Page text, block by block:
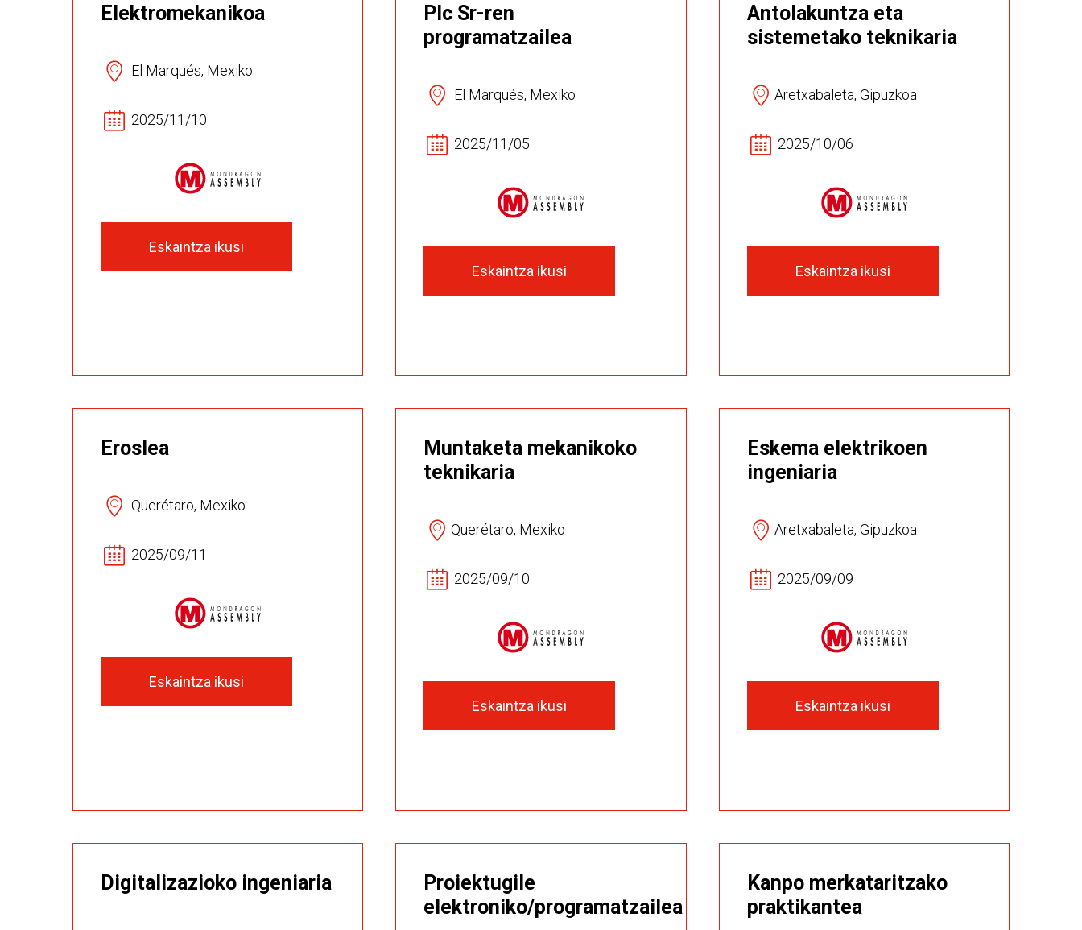
Elektromekanikoa
El Marqués, Mexiko
2025/11/10
Eskaintza ikusi
Plc Sr-ren
programatzailea
El Marqués, Mexiko
2025/11/05
Eskaintza ikusi
Antolakuntza eta
sistemetako teknikaria
Aretxabaleta, Gipuzkoa
2025/10/06
Eskaintza ikusi
Eroslea
Querétaro, Mexiko
2025/09/11
Eskaintza ikusi
Muntaketa mekanikoko
teknikaria
Querétaro, Mexiko
2025/09/10
Eskaintza ikusi
Eskema elektrikoen
ingeniaria
Aretxabaleta, Gipuzkoa
2025/09/09
Eskaintza ikusi
Digitalizazioko ingeniaria
Proiektugile
elektroniko/programatzailea
Kanpo merkataritzako
praktikantea